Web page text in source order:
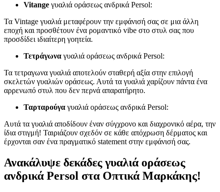
Vitange γυαλιά οράσεως ανδρικά Persol:
Τα Vintage γυαλιά μεταφέρουν την εμφάνισή σας σε μια άλλη
εποχή και προσθέτουν ένα ρομαντικό vibe στο στυλ σας που
προσδίδει ιδιαίτερη γοητεία.
Τετράγωνα γυαλιά οράσεως ανδρικά Persol:
Τα τετραγωνα γυαλιά αποτελούν σταθερή αξία στην επιλογή
σκελετών γυαλιών οράσεως. Αυτά τα γυαλιά χαρίζουν πάντα ένα
αρρενωπό στυλ που δεν περνά απαρατήρητο.
Ταρταρούγα γυαλιά οράσεως ανδρικά Persol:
Αυτά τα γυαλιά αποδίδουν έναν σύγχρονο και διαχρονικό αέρα, την
ίδια στιγμή! Ταιριάζουν σχεδόν σε κάθε απόχρωση δέρματος και
έρχονται σαν ένα πραγματικό statement στην εμφάνισή σας.
Ανακάλυψε δεκάδες γυαλιά οράσεως
ανδρικά Persol στα Οπτικά Μαρκάκης!